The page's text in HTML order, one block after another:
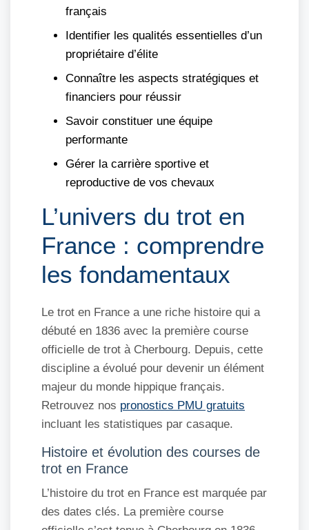
français
Identifier les qualités essentielles d’un
propriétaire d’élite
Connaître les aspects stratégiques et
financiers pour réussir
Savoir constituer une équipe
performante
Gérer la carrière sportive et
reproductive de vos chevaux
L’univers du trot en
France : comprendre
les fondamentaux
Le trot en France a une riche histoire qui a
débuté en 1836 avec la première course
officielle de trot à Cherbourg. Depuis, cette
discipline a évolué pour devenir un élément
majeur du monde hippique français.
Retrouvez nos pronostics PMU gratuits
incluant les statistiques par casaque.
Histoire et évolution des courses de
trot en France
L’histoire du trot en France est marquée par
des dates clés. La première course